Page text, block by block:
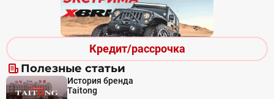
Кредит/рассрочка
Полезные статьи
История бренда
Taitong